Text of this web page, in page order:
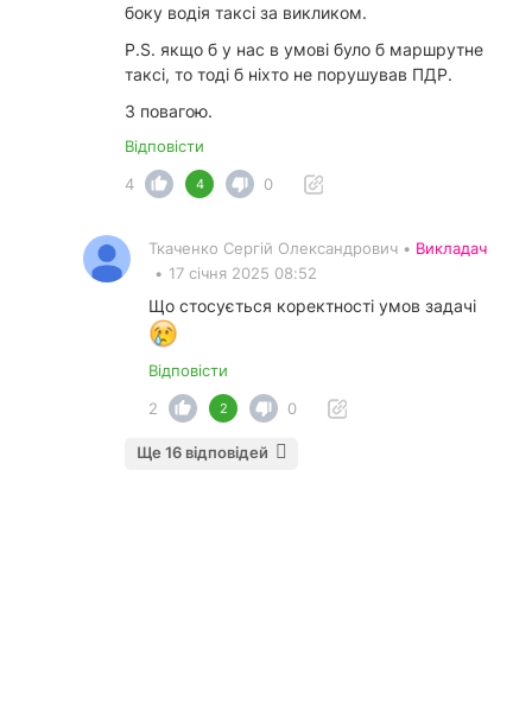
боку водія таксі за викликом.
P.S. якщо б у нас в умові було б маршрутне
таксі, то тоді б ніхто не порушував ПДР.
З повагою.
Відповісти
4
4 0
Ткаченко Сергій Олександрович • Викладач
• 17 січня 2025 08:52
Що стосується коректності умов задачі
Відповісти
2
2 0
Ще 16 відповідей